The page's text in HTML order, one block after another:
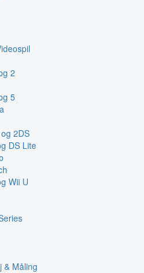
2
5
2DS
DS Lite
Wii U
& Måling